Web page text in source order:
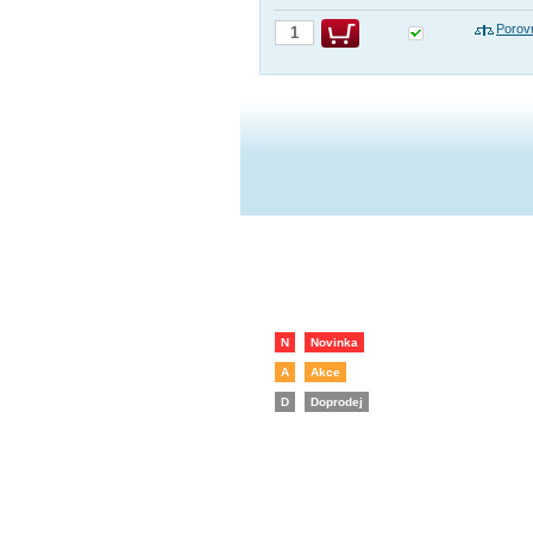
N Novinka
A Akce
D Doprodej